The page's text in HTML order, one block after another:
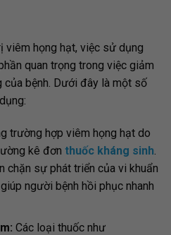
viêm họng hạt, việc sử dụng
quan trọng trong việc giảm
của bệnh. Dưới đây là một số
trường hợp viêm họng hạt do
kê đơn thuốc kháng sinh.
chặn sự phát triển của vi khuẩn
người bệnh hồi phục nhanh
Các loại thuốc như